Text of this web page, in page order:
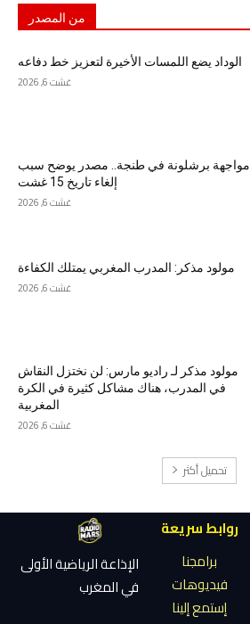
من المصدر
الوداد يضع اللمسات الأخيرة لتعزيز خط دفاعه
غشت 6, 2026
مواجهة برشلونة في طنجة.. مصدر يوضح سبب
إلغاء تاريخ 15 غشت
غشت 6, 2026
مولود مذكر: المدرب المغربي يمتلك الكفاءة
غشت 6, 2026
مولود مذكر لـ راديو مارس: لن نختزل النقاش
في المدرب، هناك مشاكل كثيرة في الكرة
المغربية
غشت 6, 2026
تحميل أكثر
روابط سريعة
برامجنا
فيديوهات
إستمع إلينا
الإذاعة الرياضية الأولى
في المغرب